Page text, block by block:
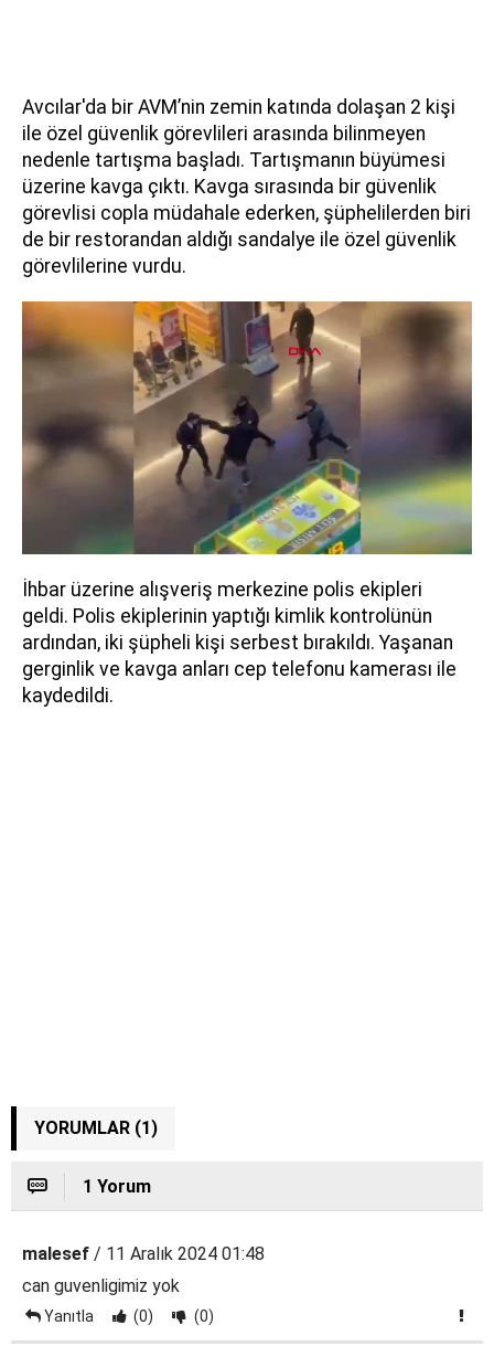
Avcılar'da bir AVM’nin zemin katında dolaşan 2 kişi
ile özel güvenlik görevlileri arasında bilinmeyen
nedenle tartışma başladı. Tartışmanın büyümesi
üzerine kavga çıktı. Kavga sırasında bir güvenlik
görevlisi copla müdahale ederken, şüphelilerden biri
de bir restorandan aldığı sandalye ile özel güvenlik
görevlilerine vurdu.
İhbar üzerine alışveriş merkezine polis ekipleri
geldi. Polis ekiplerinin yaptığı kimlik kontrolünün
ardından, iki şüpheli kişi serbest bırakıldı. Yaşanan
gerginlik ve kavga anları cep telefonu kamerası ile
kaydedildi.
YORUMLAR (1)
1 Yorum
malesef / 11 Aralık 2024 01:48
can guvenligimiz yok
Yanıtla (0) (0)